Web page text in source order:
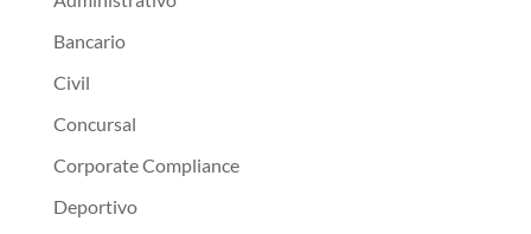
Bancario
Civil
Concursal
Corporate Compliance
Deportivo